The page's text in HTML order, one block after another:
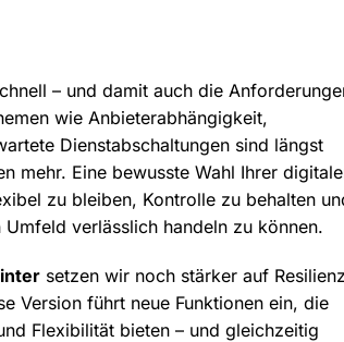
– und damit auch die
wie Anbieterabhängigkeit,
Dienstabschaltungen sind längst
mehr. Eine bewusste Wahl Ihrer
zu bleiben, Kontrolle zu behalten
verlässlich handeln zu können.
setzen wir noch stärker auf Resilienz
Version führt neue Funktionen ein, die
Flexibilität bieten – und gleichzeitig